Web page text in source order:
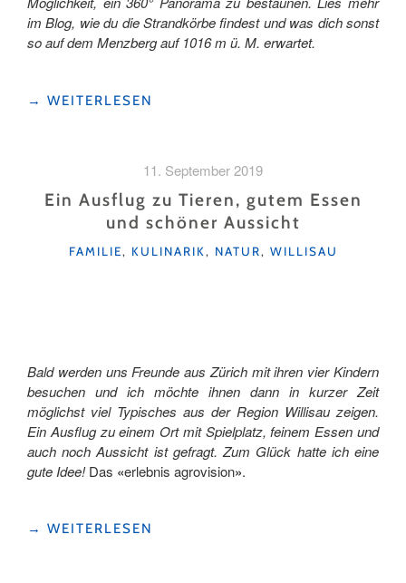
im Blog, wie du die Strandkörbe findest und was dich sonst
so auf dem Menzberg auf 1016 m ü. M. erwartet.
"STRANDKÖRBE
→ WEITERLESEN
11. September 2019
Ein Ausflug zu Tieren, gutem Essen
und schöner Aussicht
KATEGORIEN
FAMILIE, KULINARIK, NATUR, WILLISAU
Bald werden uns Freunde aus Zürich mit ihren vier Kindern
besuchen und ich möchte ihnen dann in kurzer Zeit
möglichst viel Typisches aus der Region Willisau zeigen.
Ein Ausflug zu einem Ort mit Spielplatz, feinem Essen und
auch noch Aussicht ist gefragt. Zum Glück hatte ich eine
gute Idee!Das «erlebnis agrovision».
"EIN
→ WEITERLESEN